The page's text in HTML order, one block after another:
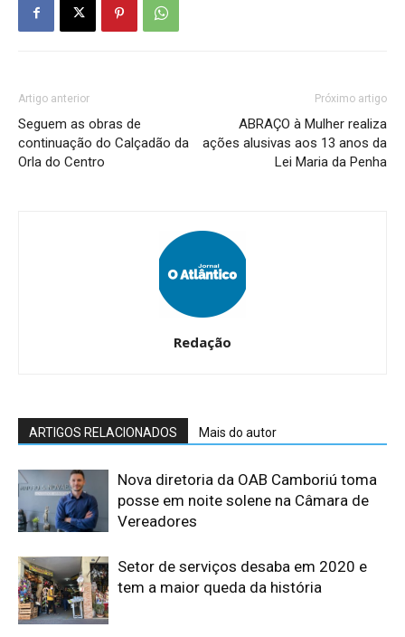
Artigo anterior
Seguem as obras de
continuação do Calçadão da
Orla do Centro
Próximo artigo
ABRAÇO à Mulher realiza
ações alusivas aos 13 anos da
Lei Maria da Penha
Redação
ARTIGOS RELACIONADOS Mais do autor
Nova diretoria da OAB Camboriú toma
posse em noite solene na Câmara de
Vereadores
Setor de serviços desaba em 2020 e
tem a maior queda da história